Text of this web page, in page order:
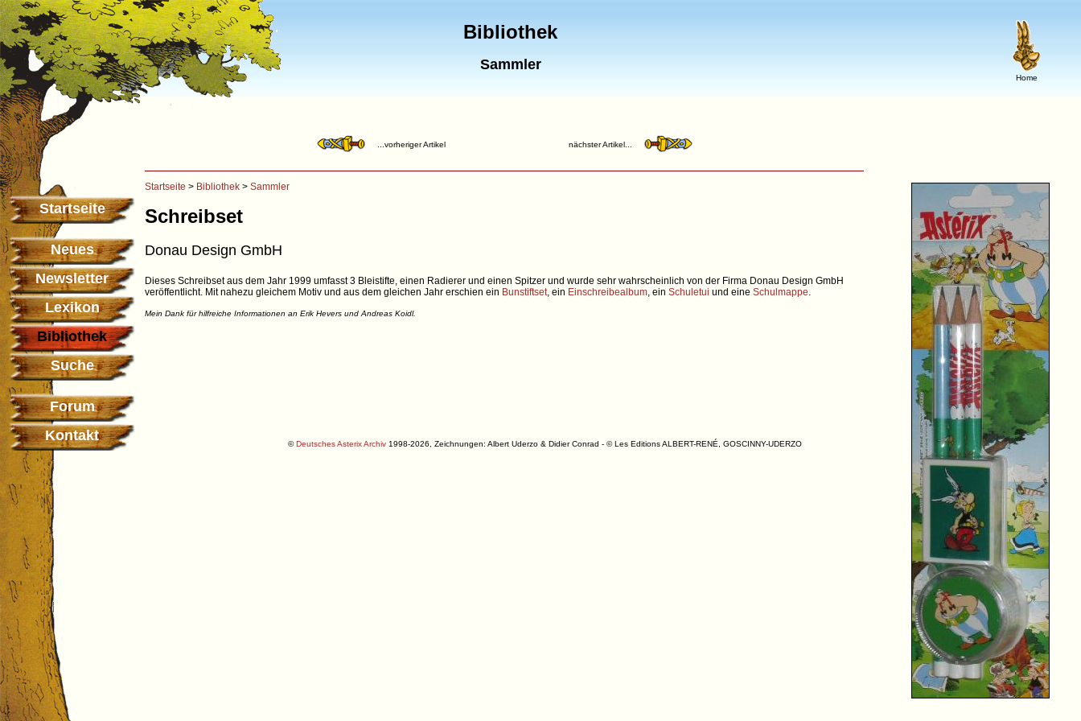
Home
Bibliothek
Sammler
Startseite
Neues
Newsletter
Lexikon
Bibliothek
Suche
Forum
Kontakt
...vorheriger Artikel nächster Artikel...
Startseite > Bibliothek > Sammler
Schreibset
Donau Design GmbH
Dieses Schreibset aus dem Jahr 1999 umfasst 3 Bleistifte, einen Radierer und einen Spitzer und wurde sehr wahrscheinlich von der Firma Donau Design GmbH
veröffentlicht. Mit nahezu gleichem Motiv und aus dem gleichen Jahr erschien ein Bunstiftset, ein Einschreibealbum, ein Schuletui und eine Schulmappe.
Mein Dank für hilfreiche Informationen an Erik Hevers und Andreas Koidl.
©Deutsches Asterix Archiv1998-2026, Zeichnungen: Albert Uderzo & Didier Conrad - © Les Editions ALBERT-RENÉ, GOSCINNY-UDERZO